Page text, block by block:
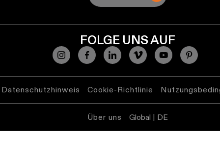
FOLGE UNS AUF
Datenschutzhinweis Cookie-Richtlinie
Über uns Global | DE